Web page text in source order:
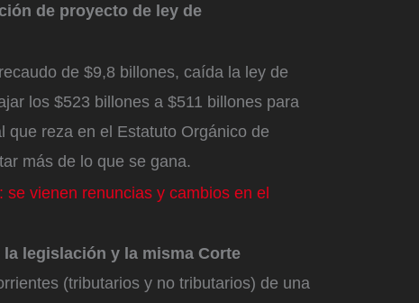
de proyecto de ley de
de $9,8 billones, caída la ley de
los $523 billones a $511 billones para
que reza en el Estatuto Orgánico de
más de lo que se gana.
vienen renuncias y cambios en el
legislación y la misma Corte
(tributarios y no tributarios) de una